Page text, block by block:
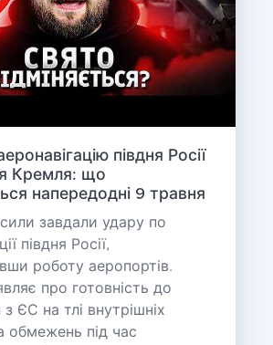
півдня Росії
Кремля: що
напередодні 9 травня
сили завдали удару по
півдня Росії,
роботу аеропортів.
про готовність до
ЄС на тлі внутрішніх
обмежень під час